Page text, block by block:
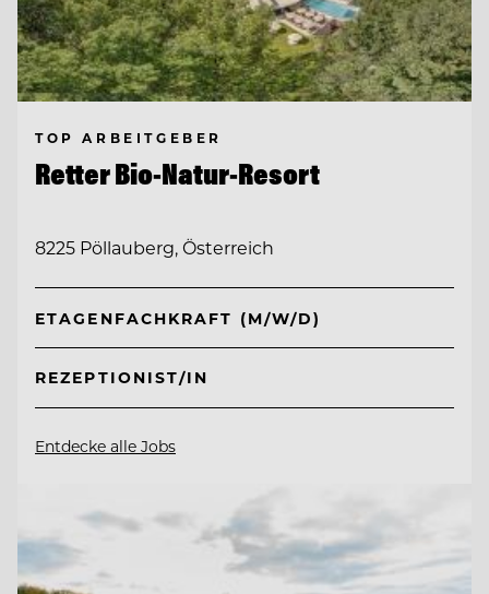
TOP ARBEITGEBER
Retter Bio-Natur-Resort
8225 Pöllauberg, Österreich
ETAGENFACHKRAFT (M/W/D)
REZEPTIONIST/IN
Entdecke alle Jobs